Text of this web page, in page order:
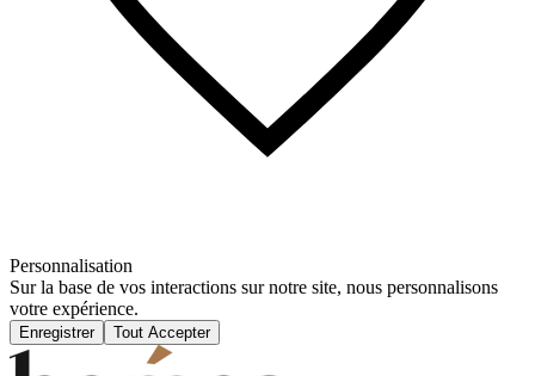
Personnalisation
Sur la base de vos interactions sur notre site, nous personnalisons
votre expérience.
Enregistrer Tout Accepter